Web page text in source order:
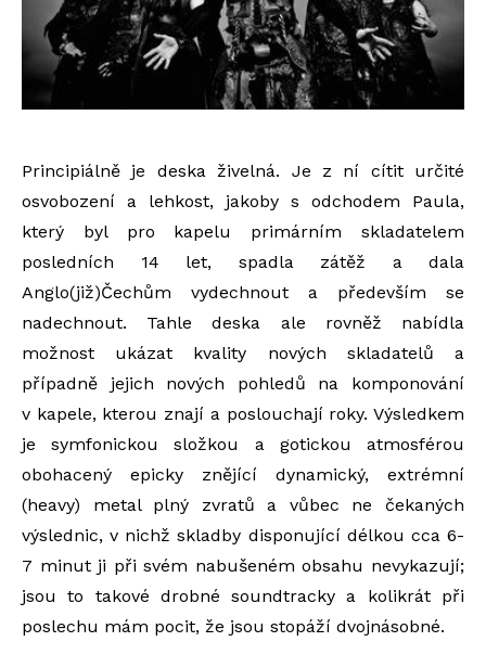
Principiálně je deska živelná. Je z ní cítit určité
osvobození a lehkost, jakoby s odchodem Paula,
který byl pro kapelu primárním skladatelem
posledních 14 let, spadla zátěž a dala
Anglo(již)Čechům vydechnout a především se
nadechnout. Tahle deska ale rovněž nabídla
možnost ukázat kvality nových skladatelů a
případně jejich nových pohledů na komponování
v kapele, kterou znají a poslouchají roky. Výsledkem
je symfonickou složkou a gotickou atmosférou
obohacený epicky znějící dynamický, extrémní
(heavy) metal plný zvratů a vůbec ne čekaných
výslednic, v nichž skladby disponující délkou cca 6-
7 minut ji při svém nabušeném obsahu nevykazují;
jsou to takové drobné soundtracky a kolikrát při
poslechu mám pocit, že jsou stopáží dvojnásobné.